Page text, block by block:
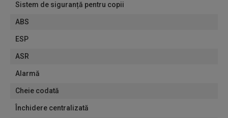
Sistem de siguranță pentru copii
ABS
ESP
ASR
Alarmă
Cheie codată
Închidere centralizată